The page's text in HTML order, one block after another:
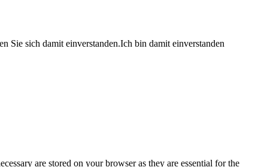
Sie sich damit einverstanden.Ich bin damit einverstanden
are stored on your browser as they are essential for the